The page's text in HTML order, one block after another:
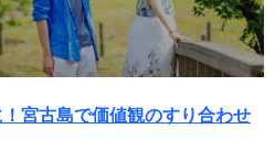
宮古島で価値観のすり合わせ